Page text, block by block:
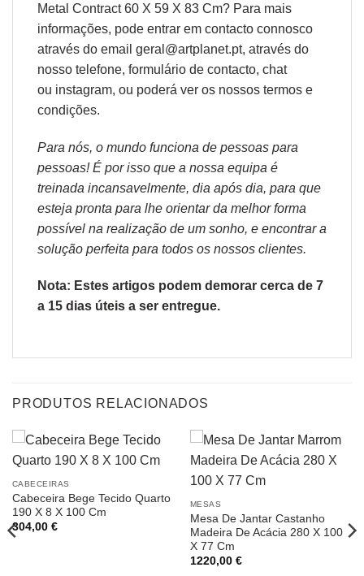
Metal Contract 60 X 59 X 83 Cm? Para mais
informações, pode entrar em contacto connosco
através do email geral@artplanet.pt, através do
nosso telefone, formulário de contacto, chat
ou instagram, ou poderá ver os nossos termos e
condições.
Para nós, o mundo funciona de pessoas para
pessoas! É por isso que a nossa equipa é
treinada incansavelmente, dia após dia, para que
esteja pronta para lhe orientar da melhor forma
possível na realização de um sonho, e encontrar a
solução perfeita para todos os nossos clientes.
Nota: Estes artigos podem demorar cerca de 7
a 15 dias úteis a ser entregue.
PRODUTOS RELACIONADOS
CABECEIRAS
Cabeceira Bege Tecido Quarto
190 X 8 X 100 Cm
304,00 €
MESAS
Mesa De Jantar Castanho
Madeira De Acácia 280 X 100
X 77 Cm
1220,00 €